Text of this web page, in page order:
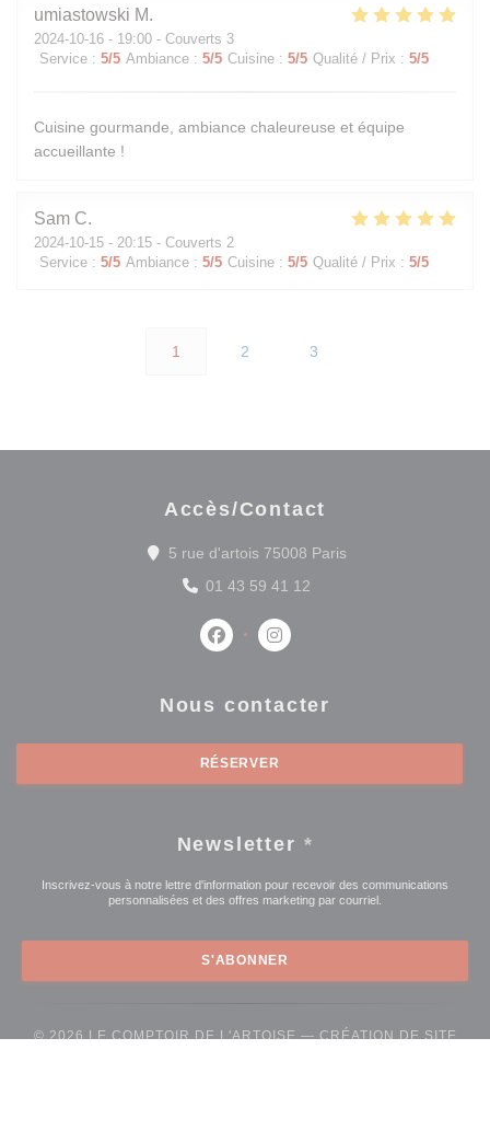
umiastowski M
2024-10-16 - 19:00 - Couverts 3
Service : 5/5 Ambiance : 5/5 Cuisine : 5/5 Qualité / Prix : 5/5
Cuisine gourmande, ambiance chaleureuse et équipe
accueillante !
Sam C
2024-10-15 - 20:15 - Couverts 2
Service : 5/5 Ambiance : 5/5 Cuisine : 5/5 Qualité / Prix : 5/5
1 2 3
Accès/Contact
5 rue d'artois 75008 Paris((ouvre une
01 43 59 41 12
Facebook ((ouvre une nouvelle
Instagram ((ouvre une
Nous contacter
RÉSERVER
Newsletter *
Inscrivez-vous à notre lettre d'information pour recevoir des communications
personnalisées et des offres marketing par courriel.
S'ABONNER
© 2026 LE COMPTOIR DE L'ARTOISE — CRÉATION DE SITE